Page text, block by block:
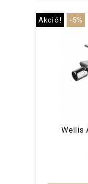
Akció! -5%
Wellis